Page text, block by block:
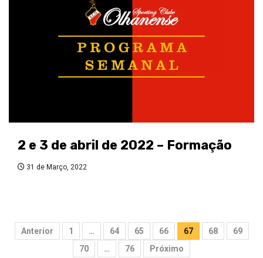
2 e 3 de abril de 2022 – Formação
31 de Março, 2022
Paginação
Anterior 1 … 64 65 66 67 68
69
70
… 76 Próximo